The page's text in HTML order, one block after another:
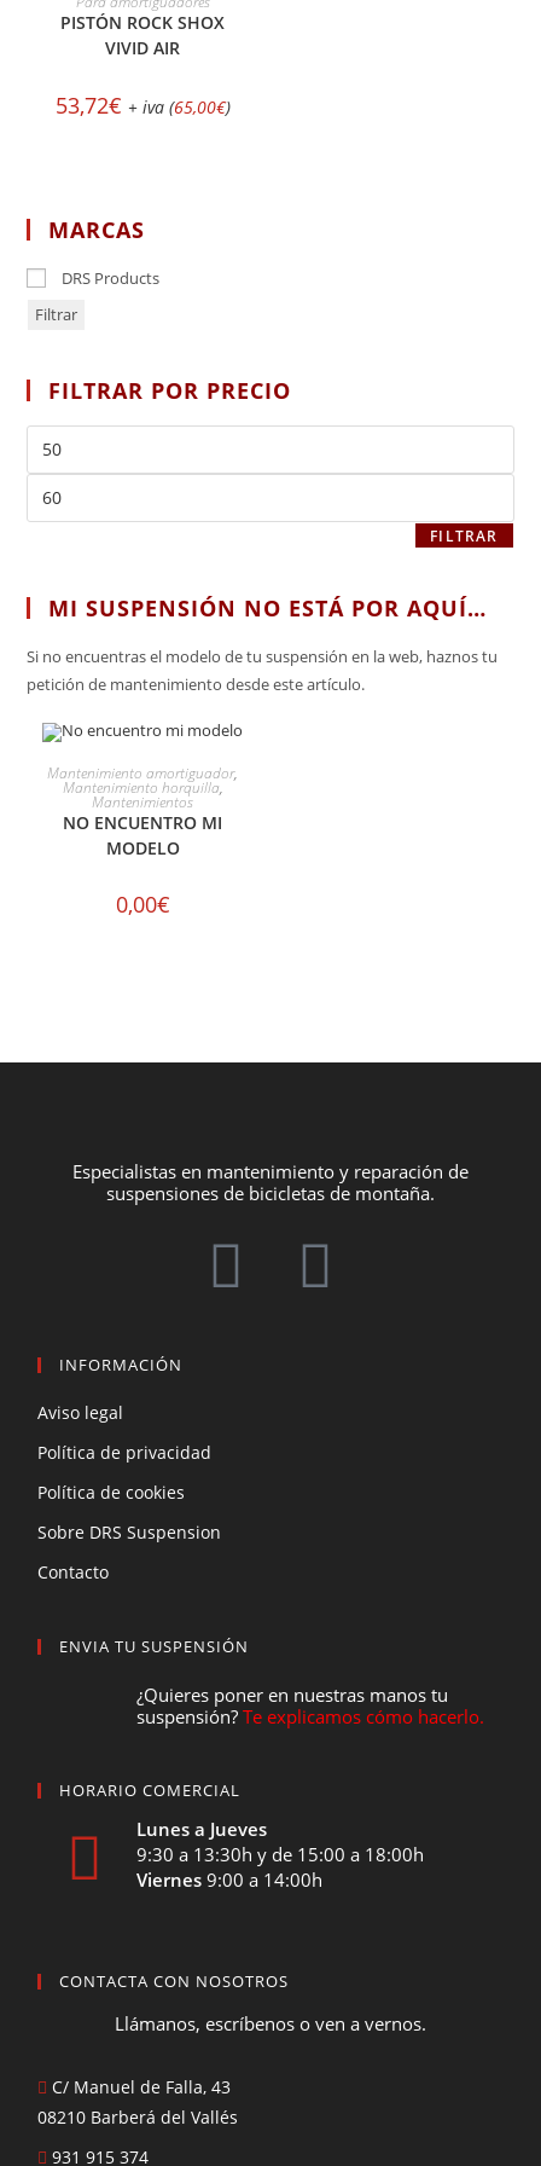
PISTÓN ROCK SHOX
VIVID AIR
53,72€ + iva (65,00€)
MARCAS
DRS Products
Filtrar
FILTRAR POR PRECIO
FILTRAR
MI SUSPENSIÓN NO ESTÁ POR AQUÍ…
Si no encuentras el modelo de tu suspensión en la web, haznos tu
petición de mantenimiento desde este artículo.
SELECCIONAR OPCIONES
Mantenimiento amortiguador,
Mantenimiento horquilla,
Mantenimientos
NO ENCUENTRO MI
MODELO
0,00€
Especialistas en mantenimiento y reparación de
suspensiones de bicicletas de montaña.
INFORMACIÓN
Aviso legal
Política de privacidad
Política de cookies
Sobre DRS Suspension
Contacto
ENVIA TU SUSPENSIÓN
¿Quieres poner en nuestras manos tu
suspensión?Te explicamos cómo hacerlo.
HORARIO COMERCIAL
Lunes a Jueves
9:30 a 13:30h y de 15:00 a 18:00h
Viernes9:00 a 14:00h
CONTACTA CON NOSOTROS
Llámanos, escríbenos o ven a vernos.
C/ Manuel de Falla, 43
08210 Barberá del Vallés
931 915 374